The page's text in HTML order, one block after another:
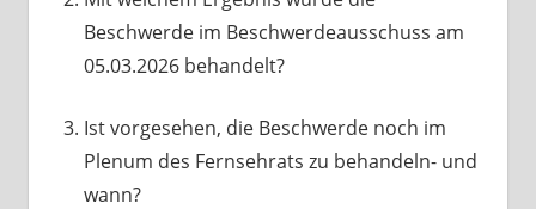
Beschwerde im Beschwerdeausschuss am
05.03.2026 behandelt?
Ist vorgesehen, die Beschwerde noch im
Plenum des Fernsehrats zu behandeln- und
wann?